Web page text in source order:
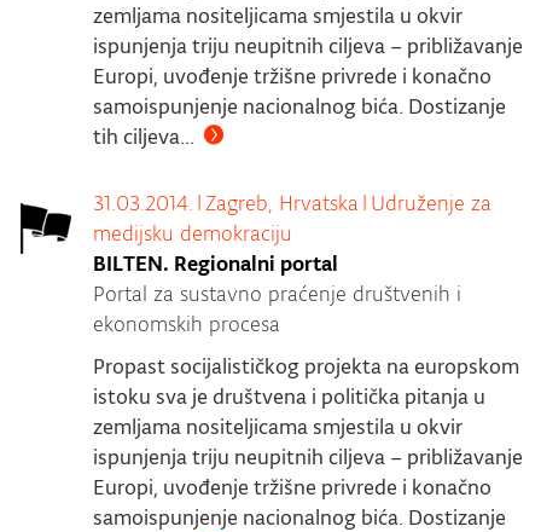
zemljama nositeljicama smjestila u okvir
ispunjenja triju neupitnih ciljeva – približavanje
Europi, uvođenje tržišne privrede i konačno
samoispunjenje nacionalnog bića. Dostizanje
tih ciljeva...
31.03.2014. |Zagreb, Hrvatska | Udruženje za
medijsku demokraciju
BILTEN. Regionalni portal
Portal za sustavno praćenje društvenih i
ekonomskih procesa
Propast socijalističkog projekta na europskom
istoku sva je društvena i politička pitanja u
zemljama nositeljicama smjestila u okvir
ispunjenja triju neupitnih ciljeva – približavanje
Europi, uvođenje tržišne privrede i konačno
samoispunjenje nacionalnog bića. Dostizanje